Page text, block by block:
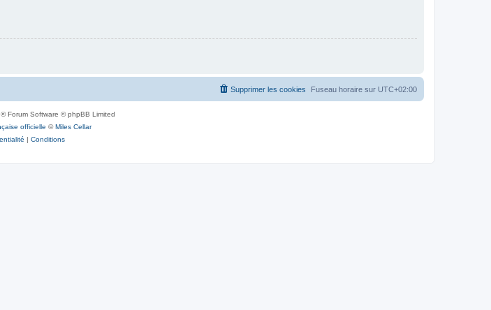
Fuseau horaire sur UTC+02:00
Supprimer les cookies
® Forum Software © phpBB Limited
officielle ©Miles Cellar
| Conditions